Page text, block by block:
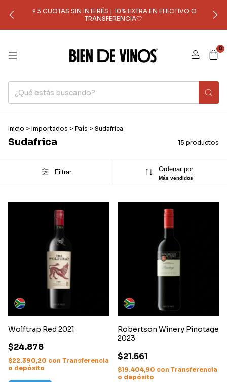
🍷3 CUOTAS SIN INTERÉS | 10% EXTRA EN EFECTIVO O
TRANSFERENCIA🤍
0
Inicio > Importados > País > Sudafrica
Sudafrica 15 productos
Filtrar Ordenar por:
Más vendidos
Wolftrap Red 2021
$24.878
$22.390,20 con Transferencia
o depósito
Robertson Winery Pinotage
2023
$21.561
$19.404,90 con Transferencia
o depósito